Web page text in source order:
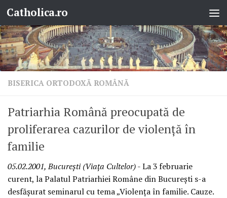
Skip to content
Catholica.ro
BISERICA ORTODOXĂ ROMÂNĂ
Patriarhia Română preocupată de
proliferarea cazurilor de violenţă în
familie
05.02.2001, Bucureşti (Viaţa Cultelor)- La 3 februarie
curent, la Palatul Patriarhiei Române din Bucureşti s-a
desfăşurat seminarul cu tema „Violenţa în familie. Cauze.